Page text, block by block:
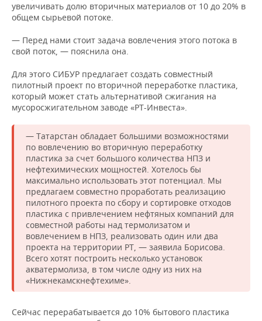
увеличивать долю вторичных материалов от 10 до 20% в
общем сырьевой потоке.
— Перед нами стоит задача вовлечения этого потока в
свой поток, — пояснила она.
Для этого СИБУР предлагает создать совместный
пилотный проект по вторичной переработке пластика,
который может стать альтернативой сжигания на
мусоросжигательном заводе «РТ-Инвеста».
— Татарстан обладает большими возможностями
по вовлечению во вторичную переработку
пластика за счет большого количества НПЗ и
нефтехимических мощностей. Хотелось бы
максимально использовать этот потенциал. Мы
предлагаем совместно проработать реализацию
пилотного проекта по сбору и сортировке отходов
пластика с привлечением нефтяных компаний для
совместной работы над термолизатом и
вовлечением в НПЗ, реализовать один или два
проекта на территории РТ, — заявила Борисова.
Всего хотят построить несколько установок
акватермолиза, в том числе одну из них на
«Нижнекамскнефтехиме».
Сейчас перерабатывается до 10% бытового пластика